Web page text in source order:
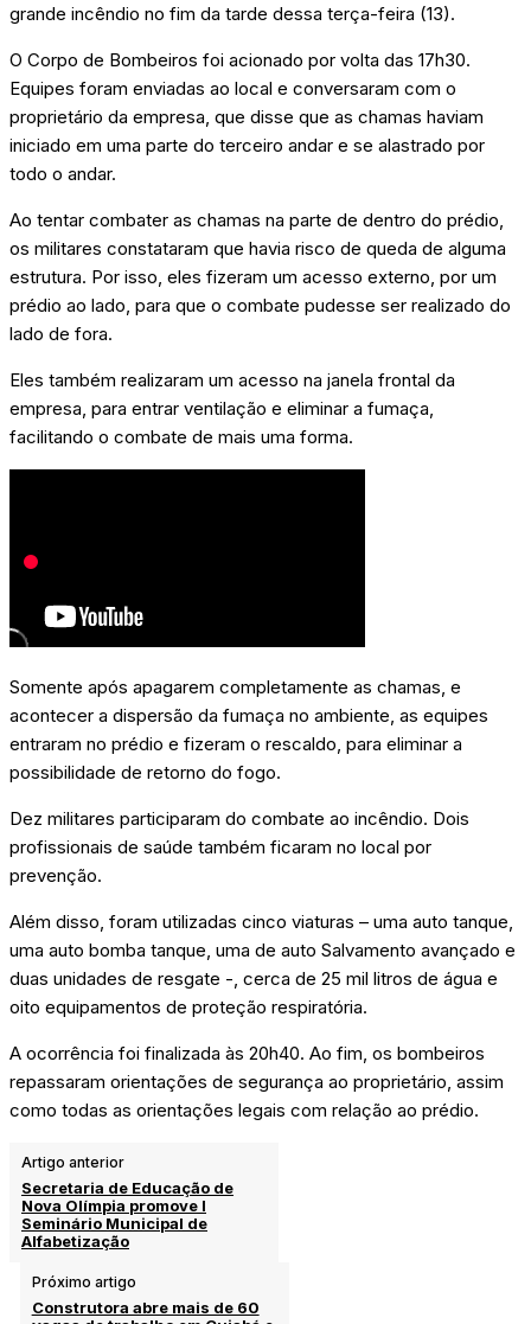
grande incêndio no fim da tarde dessa terça-feira (13).
O Corpo de Bombeiros foi acionado por volta das 17h30.
Equipes foram enviadas ao local e conversaram com o
proprietário da empresa, que disse que as chamas haviam
iniciado em uma parte do terceiro andar e se alastrado por
todo o andar.
Ao tentar combater as chamas na parte de dentro do prédio,
os militares constataram que havia risco de queda de alguma
estrutura. Por isso, eles fizeram um acesso externo, por um
prédio ao lado, para que o combate pudesse ser realizado do
lado de fora.
Eles também realizaram um acesso na janela frontal da
empresa, para entrar ventilação e eliminar a fumaça,
facilitando o combate de mais uma forma.
Somente após apagarem completamente as chamas, e
acontecer a dispersão da fumaça no ambiente, as equipes
entraram no prédio e fizeram o rescaldo, para eliminar a
possibilidade de retorno do fogo.
Dez militares participaram do combate ao incêndio. Dois
profissionais de saúde também ficaram no local por
prevenção.
Além disso, foram utilizadas cinco viaturas – uma auto tanque,
uma auto bomba tanque, uma de auto Salvamento avançado e
duas unidades de resgate -, cerca de 25 mil litros de água e
oito equipamentos de proteção respiratória.
A ocorrência foi finalizada às 20h40. Ao fim, os bombeiros
repassaram orientações de segurança ao proprietário, assim
como todas as orientações legais com relação ao prédio.
Artigo anterior
Secretaria de Educação de
Nova Olímpia promove I
Seminário Municipal de
Alfabetização
Próximo artigo
Construtora abre mais de 60